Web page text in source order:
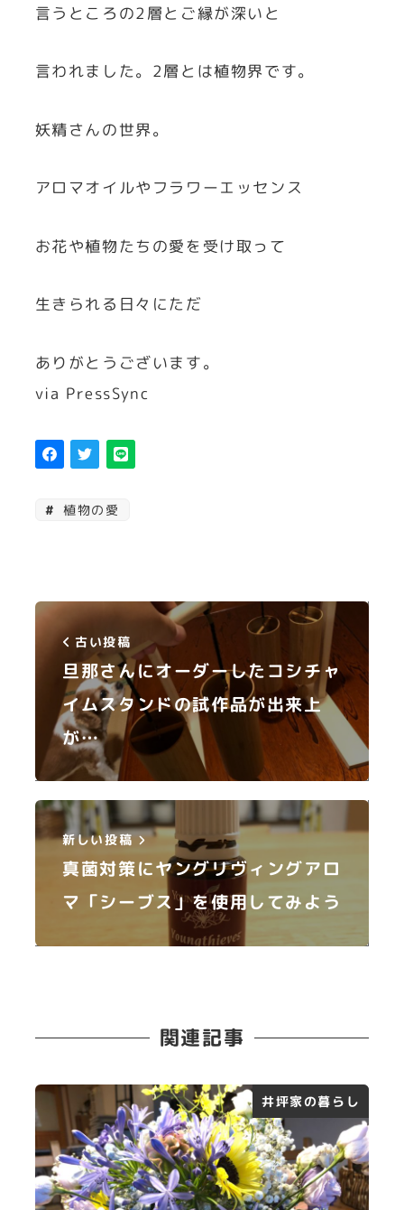
言うところの2層とご縁が深いと
言われました。2層とは植物界です。
妖精さんの世界。
アロマオイルやフラワーエッセンス
お花や植物たちの愛を受け取って
生きられる日々にただ
ありがとうございます。
via PressSync
植物の愛
古い投稿
旦那さんにオーダーしたコシチャ
イムスタンドの試作品が出来上
が…
新しい投稿
真菌対策にヤングリヴィングアロ
マ「シーブス」を使用してみよう
関連記事
井坪家の暮らし